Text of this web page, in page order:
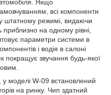
Якщо
всі компоненти
штатному режимі, видаючи
приблизно на одному рівні,
параметри системи в
і водія в салоні
покращує звучання будь-якої
моделі W-09 встановлений
на ринку. Чип здатний